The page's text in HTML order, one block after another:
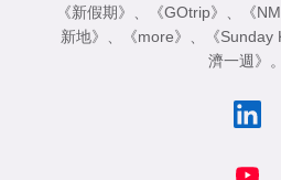
《新假期》 、 《GOtrip》 、 《
新地》 、 《more》 、 《Sunday
濟一週》 。